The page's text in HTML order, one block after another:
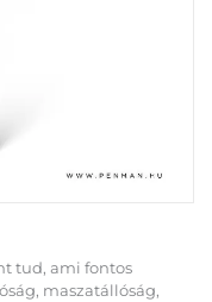
tud, ami fontos
maszatállóság,